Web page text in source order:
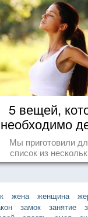
5 вещей,
необходимо
Мы приготовили
список из
вещей, которые
жена женщина
замок занятие